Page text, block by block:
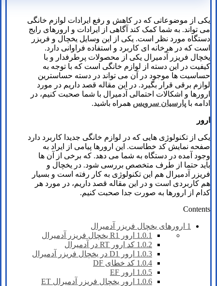
یکی از موضوعاتی که در کاهش و رفع ایرادات لوازم خانگی
می تواند. به شما کمک کند آگاهی از ایرادات و ارورهای رایج
دستگاه مورد نظر است. یکی از این وسایل یخچال و فریزر
است که در هرخانه ای کاربرد و استفاده فراوانی دارد.
یخچال فریزر آدمیرال یکی از محصولات پرطرفدار و با
کیفیت در این دسته از لوازم خانگی است که با توجه به
حساسیت ها موجود در آن می تواند در دسته حساسترین
لوازم برقی قرار بگیرد. در این مقاله قصد داریم در مورد
ارورها و اشکالات احتمالی آدمیرال با شما صحبت کنیم، در
ادامه با پارسیان سرویس همراه باشید.
ارور
یکی از تکنولوژی هایی که در لوازم خانگی جدیدا کاربرد دارد
صفحه نمایش کد خطاست. این ارورها پیامی از ایراد به
وجود آمده در دستگاه به شما می دهد. که برخی از آن ها
باید حتما از طرف متخصص بررسی شود. در یخچال و
فریزر آدمیرال هم این تکنولوژی به کار رفته است و بسیار
هم کاربردی است و در این مقاله قصد داریم، در مورد هر
کدام از ارورها به صورت جدا صحبت کنیم.
Contents
1 ارورهای یخچال فریزر آدمیرال
1.0.1 ارور R1 یخچال فریزر آدمیرال
1.0.2 کد ارور RT در آدمیرال
1.0.3 ارور D1 در یخچال فریزر آدمیرال
1.0.4 کد خطای DF
1.0.5 ارور EF
1.0.6 ارور یخچال فریزر آدمیرال ET